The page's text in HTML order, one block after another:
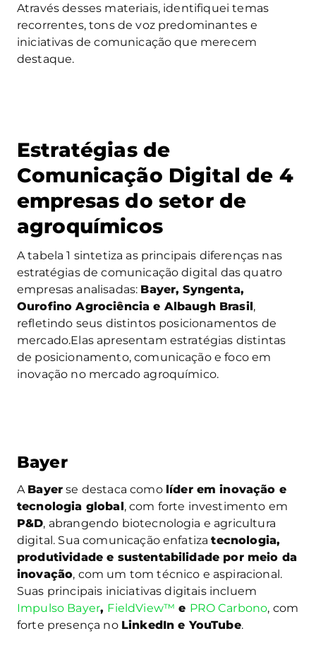
Através desses materiais, identifiquei temas
recorrentes, tons de voz predominantes e
iniciativas de comunicação que merecem
destaque.
Estratégias de
Comunicação Digital de 4
empresas do setor de
agroquímicos
A tabela 1 sintetiza as principais diferenças nas
estratégias de comunicação digital das quatro
empresas analisadas: Bayer, Syngenta,
Ourofino Agrociência e Albaugh Brasil,
refletindo seus distintos posicionamentos de
mercado.Elas apresentam estratégias distintas
de posicionamento, comunicação e foco em
inovação no mercado agroquímico.
Bayer
A Bayer se destaca como líder em inovação e
tecnologia global, com forte investimento em
P&D, abrangendo biotecnologia e agricultura
digital. Sua comunicação enfatizatecnologia,
produtividade e sustentabilidade por meio da
inovação, com um tom técnico e aspiracional.
Suas principais iniciativas digitais incluem
Impulso Bayer, FieldView™ e PRO Carbono, com
forte presença no LinkedIn e YouTube.